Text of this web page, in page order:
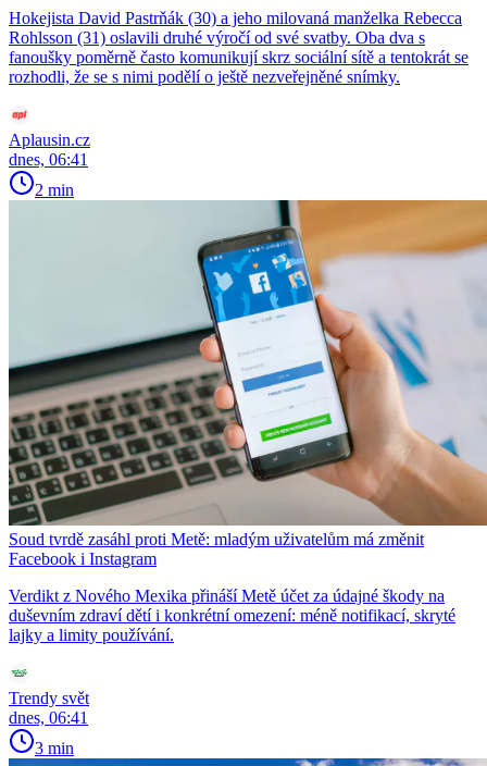
Hokejista David Pastrňák (30) a jeho milovaná manželka Rebecca
Rohlsson (31) oslavili druhé výročí od své svatby. Oba dva s
fanoušky poměrně často komunikují skrz sociální sítě a tentokrát se
rozhodli, že se s nimi podělí o ještě nezveřejněné snímky.
Aplausin.cz
dnes, 06:41
2 min
Soud tvrdě zasáhl proti Metě: mladým uživatelům má změnit
Facebook i Instagram
Verdikt z Nového Mexika přináší Metě účet za údajné škody na
duševním zdraví dětí i konkrétní omezení: méně notifikací, skryté
lajky a limity používání.
Trendy svět
dnes, 06:41
3 min